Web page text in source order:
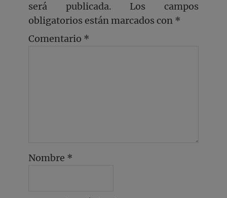
será publicada.
Los campos
obligatorios están marcados con *
Comentario *
Nombre *